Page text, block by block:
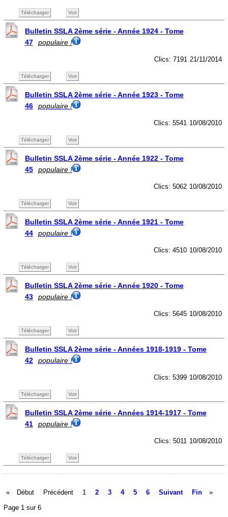
Télécharger Voir
Bulletin SSLA 2ème série - Année 1924 - Tome
47
populaire !
21/11/2014
Clics: 7191
Télécharger Voir
Bulletin SSLA 2ème série - Année 1923 - Tome
46
populaire !
10/08/2010
Clics: 5541
Télécharger Voir
Bulletin SSLA 2ème série - Année 1922 - Tome
45
populaire !
10/08/2010
Clics: 5062
Télécharger Voir
Bulletin SSLA 2ème série - Année 1921 - Tome
44
populaire !
10/08/2010
Clics: 4510
Télécharger Voir
Bulletin SSLA 2ème série - Année 1920 - Tome
43
populaire !
10/08/2010
Clics: 5645
Télécharger Voir
Bulletin SSLA 2ème série - Années 1918-1919 - Tome
42
populaire !
10/08/2010
Clics: 5399
Télécharger Voir
Bulletin SSLA 2ème série - Années 1914-1917 - Tome
41
populaire !
10/08/2010
Clics: 5011
Télécharger Voir
« Début Précédent 1 2 3 4 5 6 Suivant Fin
»
Page 1 sur 6